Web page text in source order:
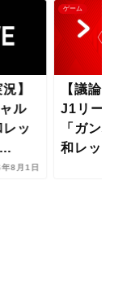
【議論はコチラ
J1リーグ第1節
「ガンバ大阪
和レッズ」